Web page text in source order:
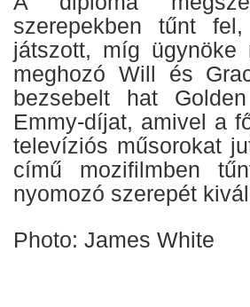
szerepekben tűnt
játszott, míg
meghozó Will és
bezsebelt hat
Emmy-díjat, amivel a
televíziós műsorokat
című mozifilmben
nyomozó szerepét
Photo: James White